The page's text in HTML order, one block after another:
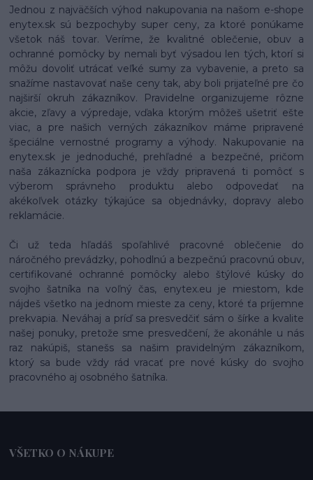
Jednou z najväčších výhod nakupovania na našom e-shope
enytex.sk sú bezpochyby super ceny, za ktoré ponúkame
všetok náš tovar. Veríme, že kvalitné oblečenie, obuv a
ochranné pomôcky by nemali byť výsadou len tých, ktorí si
môžu dovoliť utrácať veľké sumy za vybavenie, a preto sa
snažíme nastavovať naše ceny tak, aby boli prijateľné pre čo
najširší okruh zákazníkov. Pravidelne organizujeme rôzne
akcie, zľavy a výpredaje, vďaka ktorým môžeš ušetriť ešte
viac, a pre našich verných zákazníkov máme pripravené
špeciálne vernostné programy a výhody. Nakupovanie na
enytex.sk je jednoduché, prehľadné a bezpečné, pričom
naša zákaznícka podpora je vždy pripravená ti pomôcť s
výberom správneho produktu alebo odpovedať na
akékoľvek otázky týkajúce sa objednávky, dopravy alebo
reklamácie.
Či už teda hľadáš spoľahlivé pracovné oblečenie do
náročného prevádzky, pohodlnú a bezpečnú pracovnú obuv,
certifikované ochranné pomôcky alebo štýlové kúsky do
svojho šatníka na voľný čas, enytex.eu je miestom, kde
nájdeš všetko na jednom mieste za ceny, ktoré ťa príjemne
prekvapia. Neváhaj a príď sa presvedčiť sám o šírke a kvalite
našej ponuky, pretože sme presvedčení, že akonáhle u nás
raz nakúpiš, stanešs sa našim pravidelným zákazníkom,
ktorý sa bude vždy rád vracať pre nové kúsky do svojho
pracovného aj osobného šatníka.
VŠETKO O NÁKUPE